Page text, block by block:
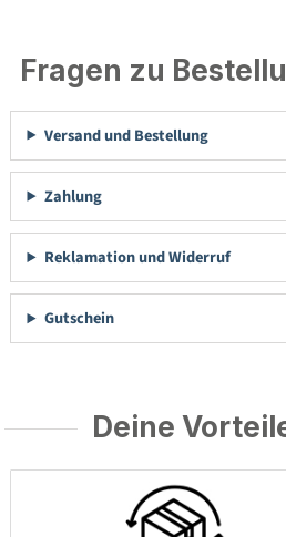
Fragen zu
Versand und Bestellung
Zahlung
Reklamation und Widerruf
Gutschein
Deine